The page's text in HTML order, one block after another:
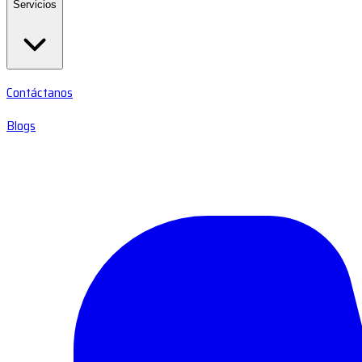
Servicios
Contáctanos
Blogs